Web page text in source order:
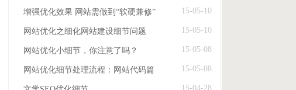
增强优化效果 网站需做到“软硬兼修” 15-05-10
网站优化之细化网站建设细节问题 15-05-10
网站优化小细节，你注意了吗？ 15-05-08
网站优化细节处理流程：网站代码篇 15-05-08
15-04-28